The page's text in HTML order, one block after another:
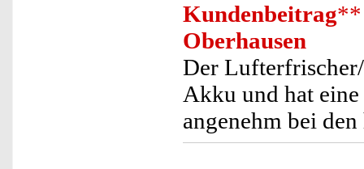
Kundenbeitrag**
Oberhausen
Der
Akku und hat
angenehm bei